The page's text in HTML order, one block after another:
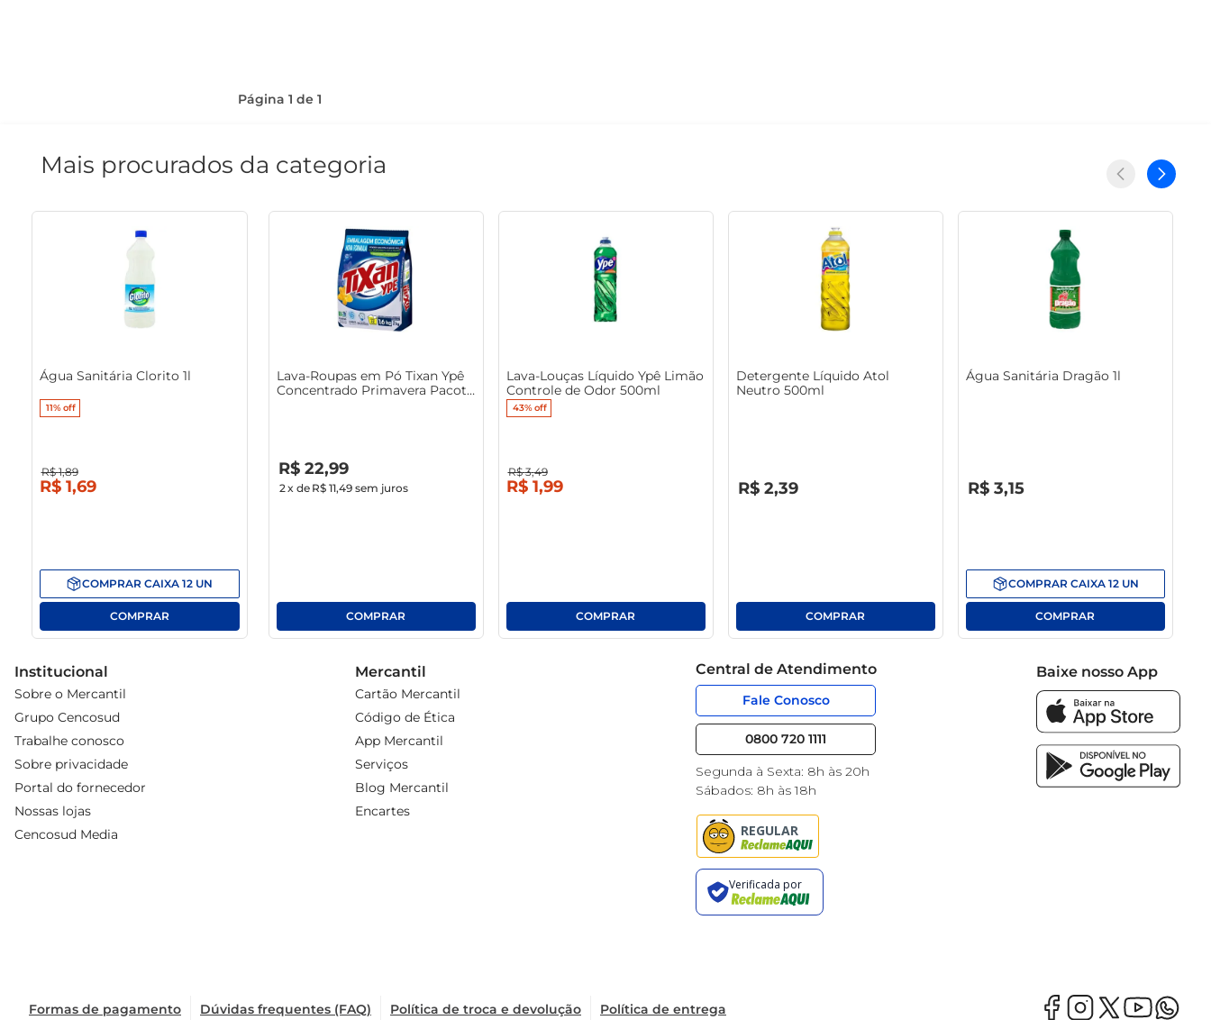
Página 1 de 1
Mais procurados da categoria
Água Sanitária Clorito 1l
11%off
R$ 1,89
R$ 1,69
COMPRAR CAIXA 12 UN
Lava-Roupas em Pó Tixan Ypê
Concentrado Primavera Pacote
R$ 22,99
2x de R$ 11,49sem juros
Lava-Louças Líquido Ypê Limão
Controle de Odor 500ml
43%off
R$ 3,49
R$ 1,99
Detergente Líquido Atol
Neutro 500ml
R$ 2,39
Água Sanitária Dragão 1l
R$ 3,15
COMPRAR CAIXA 12 UN
Institucional
Sobre o Mercantil
Grupo Cencosud
Trabalhe conosco
Sobre privacidade
Portal do fornecedor
Nossas lojas
Cencosud Media
Mercantil
Cartão Mercantil
Código de Ética
App Mercantil
Serviços
Blog Mercantil
Encartes
Central de Atendimento
Fale Conosco
0800 720 1111
Segunda à Sexta: 8h às 20h
Sábados: 8h às 18h
Baixe nosso App
Formas de pagamento Dúvidas frequentes (FAQ) Política de troca e devolução Política de entrega